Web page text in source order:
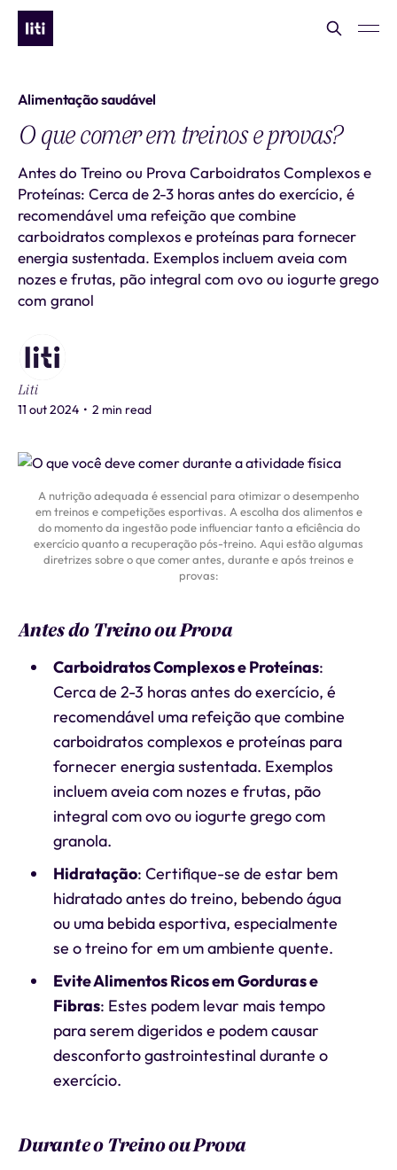
Alimentação saudável
O que comer em treinos e provas?
Antes do Treino ou Prova Carboidratos Complexos e
Proteínas: Cerca de 2-3 horas antes do exercício, é
recomendável uma refeição que combine
carboidratos complexos e proteínas para fornecer
energia sustentada. Exemplos incluem aveia com
nozes e frutas, pão integral com ovo ou iogurte grego
com granol
Liti
11 out 2024 • 2 min read
A nutrição adequada é essencial para otimizar o desempenho
em treinos e competições esportivas. A escolha dos alimentos e
do momento da ingestão pode influenciar tanto a eficiência do
exercício quanto a recuperação pós-treino. Aqui estão algumas
diretrizes sobre o que comer antes, durante e após treinos e
provas:
Antes do Treino ou Prova
Carboidratos Complexos e Proteínas:
Cerca de 2-3 horas antes do exercício, é
recomendável uma refeição que combine
carboidratos complexos e proteínas para
fornecer energia sustentada. Exemplos
incluem aveia com nozes e frutas, pão
integral com ovo ou iogurte grego com
granola.
Hidratação: Certifique-se de estar bem
hidratado antes do treino, bebendo água
ou uma bebida esportiva, especialmente
se o treino for em um ambiente quente.
Evite Alimentos Ricos em Gorduras e
Fibras: Estes podem levar mais tempo
para serem digeridos e podem causar
desconforto gastrointestinal durante o
exercício.
Durante o Treino ou Prova